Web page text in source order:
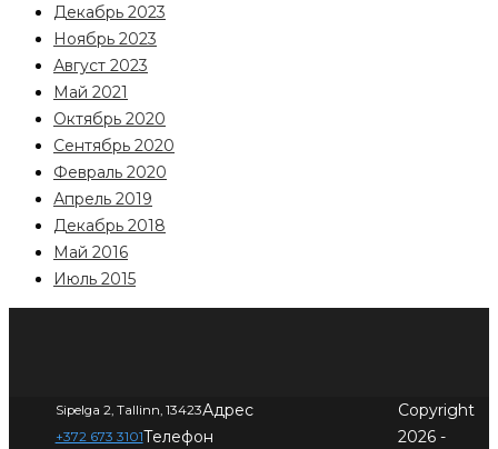
Декабрь 2023
Ноябрь 2023
Август 2023
Май 2021
Октябрь 2020
Сентябрь 2020
Февраль 2020
Апрель 2019
Декабрь 2018
Май 2016
Июль 2015
Адрес
Sipelga 2, Tallinn, 13423
Телефон
+372 673 3101
Copyright
2026 -